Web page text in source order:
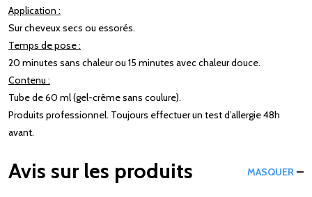
Application :
Sur cheveux secs ou essorés.
Temps de pose :
20 minutes sans chaleur ou 15 minutes avec chaleur douce.
Contenu :
Tube de 60 ml (gel-crème sans coulure).
Produits professionnel. Toujours effectuer un test d’allergie 48h
avant.
Avis sur les produits MASQUER